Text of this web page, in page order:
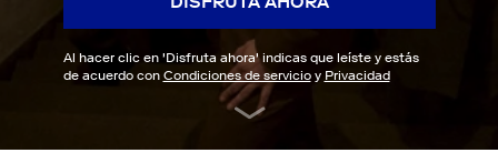
Al hacer clic en 'Disfruta ahora' indicas que leíste y estás
de acuerdo con Condiciones de servicioy Privacidad